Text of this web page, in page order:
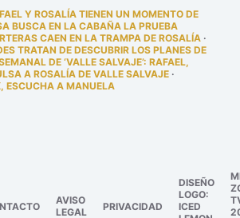
Y ROSALÍA TIENEN UN MOMENTO DE
BUSCA EN LA CABAÑA LA PRUEBA
CAEN EN LA TRAMPA DE ROSALÍA·
TRATAN DE DESCUBRIR LOS PLANES DE
DE ‘VALLE SALVAJE’: RAFAEL,
A ROSALÍA DE VALLE SALVAJE·
ESCUCHA A MANUELA
AVISO
LEGAL
PRIVACIDAD
DISEÑO
LOGO:
ICED